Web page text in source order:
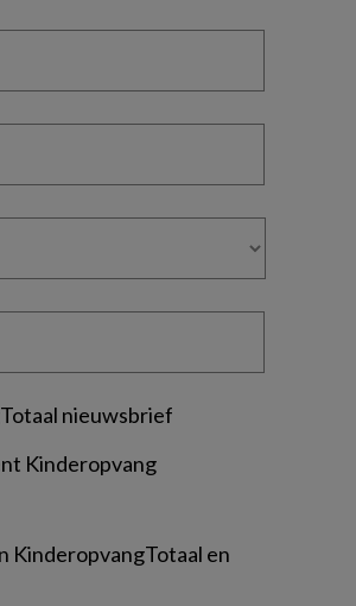
nieuwsbrief
Kinderopvang
KinderopvangTotaal en